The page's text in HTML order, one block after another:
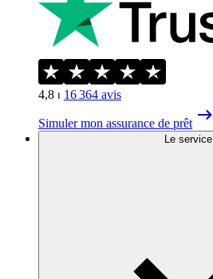
4,8 ⏐ 16 364 avis
Simuler mon assurance de prêt
Le service